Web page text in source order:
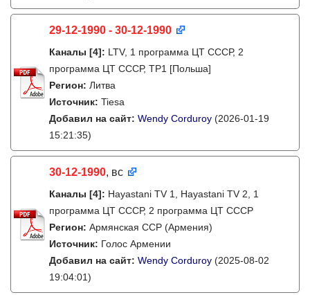
29-12-1990 - 30-12-1990
Каналы [4]: LTV, 1 программа ЦТ СССР, 2
программа ЦТ СССР, TP1 [Польша]
Регион: Литва
Источник: Tiesa
Добавил на сайт: Wendy Corduroy (2026-01-19
15:21:35)
30-12-1990, вс
Каналы [4]: Hayastani TV 1, Hayastani TV 2, 1
программа ЦТ СССР, 2 программа ЦТ СССР
Регион: Армянская ССР (Армения)
Источник: Голос Армении
Добавил на сайт: Wendy Corduroy (2025-08-02
19:04:01)